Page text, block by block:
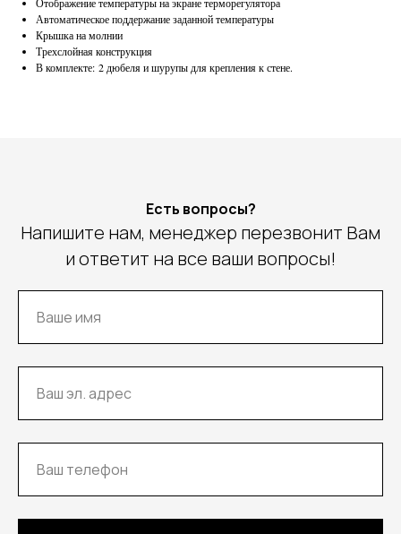
Автоматическое поддержание заданной температуры
Крышка на молнии
Трехслойная конструкция
В комплекте: 2 дюбеля и шурупы для крепления к стене.
Есть вопросы?
Напишите нам, менеджер перезвонит Вам
и ответит на все ваши вопросы!